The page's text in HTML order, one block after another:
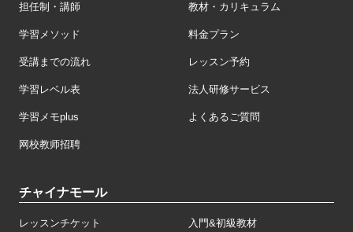
担任制・講師 教材・カリキュラム
学習メソッド 料金プラン
受講までの流れ レッスン予約
学習レベル表 法人研修サービス
学習メモplus よくあるご質問
网校教师招聘
チャイナモール
レッスンチケット 入門&初級教材